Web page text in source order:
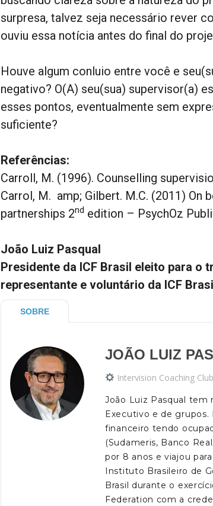
surpresa, talvez seja necessário rever
ouviu essa notícia antes do final do
Houve algum conluio entre você e
negativo? O(A) seu(sua) supervisor(a)
esses pontos, eventualmente sem
suficiente?
Referências:
Carroll, M. (1996). Counselling
Carrol, M. amp; Gilbert. M.C. (2011) On
partnerships 2nd edition – PsychOz
João Luiz Pasqual
Presidente da ICF Brasil eleito para o
representante e voluntário da ICF
SOBRE
JOÃO LUIZ
Intervision Coaching Club
João Luiz Pasqual tem
Executivo e de
financeiro tendo
(Sudameris, Banco
por 8 anos e viajou
Instituto Brasileiro de
Brasil durante o
Federation com a